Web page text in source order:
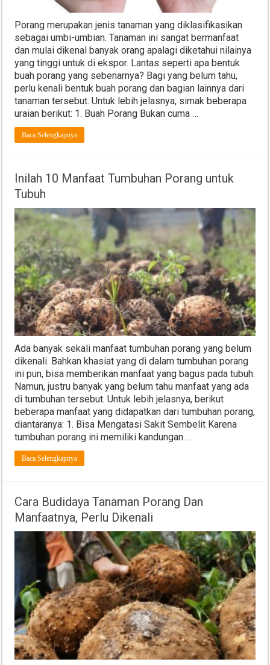
Porang merupakan jenis tanaman yang diklasifikasikan
sebagai umbi-umbian. Tanaman ini sangat bermanfaat
dan mulai dikenal banyak orang apalagi diketahui nilainya
yang tinggi untuk di ekspor. Lantas seperti apa bentuk
buah porang yang sebenarnya? Bagi yang belum tahu,
perlu kenali bentuk buah porang dan bagian lainnya dari
tanaman tersebut. Untuk lebih jelasnya, simak beberapa
uraian berikut: 1. Buah Porang Bukan cuma …
Baca Selengkapnya
Inilah 10 Manfaat Tumbuhan Porang untuk
Tubuh
Ada banyak sekali manfaat tumbuhan porang yang belum
dikenali. Bahkan khasiat yang di dalam tumbuhan porang
ini pun, bisa memberikan manfaat yang bagus pada tubuh.
Namun, justru banyak yang belum tahu manfaat yang ada
di tumbuhan tersebut. Untuk lebih jelasnya, berikut
beberapa manfaat yang didapatkan dari tumbuhan porang,
diantaranya: 1. Bisa Mengatasi Sakit Sembelit Karena
tumbuhan porang ini memiliki kandungan …
Baca Selengkapnya
Cara Budidaya Tanaman Porang Dan
Manfaatnya, Perlu Dikenali